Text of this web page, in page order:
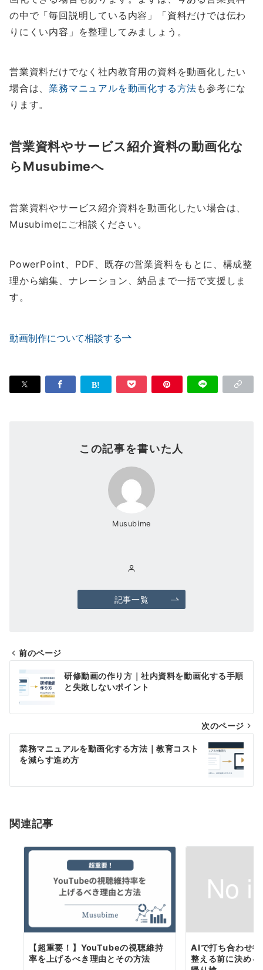
の中で「毎回説明している内容」「資料だけでは伝わ
りにくい内容」を整理してみましょう。
営業資料だけでなく社内教育用の資料を動画化したい
場合は、業務マニュアルを動画化する方法 も参考にな
ります。
営業資料やサービス紹介資料の動画化な
らMusubimeへ
営業資料やサービス紹介資料を動画化したい場合は、
Musubimeにご相談ください。
PowerPoint、PDF、既存の営業資料をもとに、構成整
理から編集、ナレーション、納品まで一括で支援しま
す。
動画制作について相談する
この記事を書いた人
Musubime
記事一覧
投
稿
ナ
ビ
ゲ
シ
ン
前のページ
研修動画の作り方｜社内資料を動画化する手順
と失敗しないポイント
次のページ
業務マニュアルを動画化する方法｜教育コスト
を減らす進め方
関連記事
【超重要！】YouTubeの視聴維持
率を上げるべき理由とその方法
AIで打ち合わせ
整える前に決め